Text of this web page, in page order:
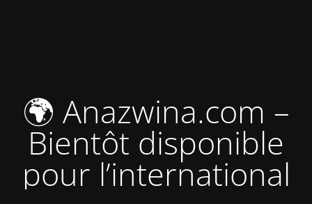
🌍 Anazwina.com –
Bientôt disponible
pour l’international